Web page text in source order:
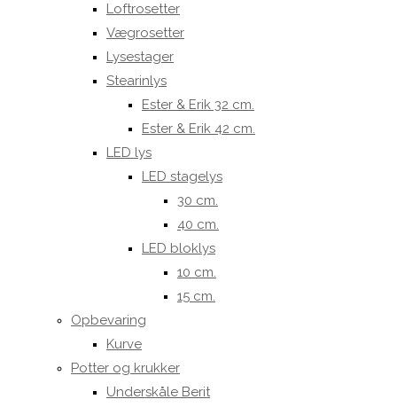
Loftrosetter
Vægrosetter
Lysestager
Stearinlys
Ester & Erik 32 cm.
Ester & Erik 42 cm.
LED lys
LED stagelys
30 cm.
40 cm.
LED bloklys
10 cm.
15 cm.
Opbevaring
Kurve
Potter og krukker
Underskåle Berit